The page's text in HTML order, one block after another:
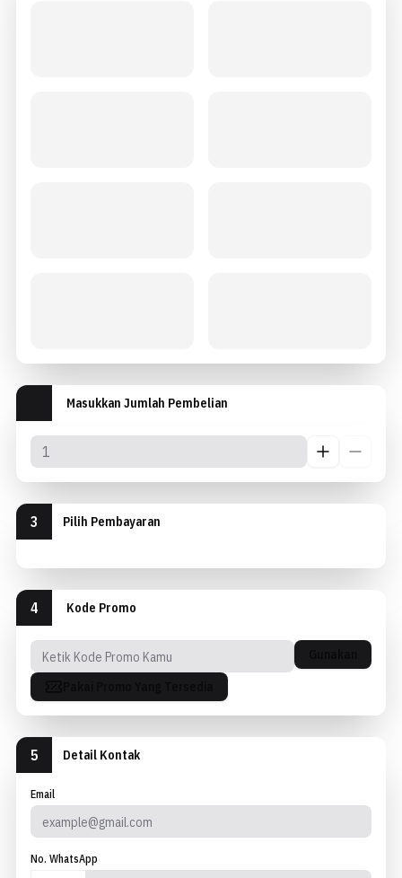
Masukkan Jumlah Pembelian
3 Pilih Pembayaran
4 Kode Promo
5 Detail Kontak
Email
No. WhatsApp